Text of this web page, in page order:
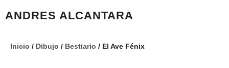
ANDRES ALCANTARA
Inicio / Dibujo / Bestiario / El Ave Fénix